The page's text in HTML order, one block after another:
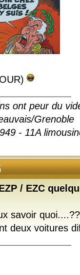
ont peur du
Grenoble
- 11A
/ EZC
savoir
deux voitures